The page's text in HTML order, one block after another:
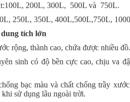
200L, 300L, 500L và 750L.
250L, 350L, 400L,500L,750L,
tích lớn
rộng, thành cao, chứa được nhiều đồ.
sinh có độ bền cực cao, chịu va
bạc màu và chất chống trầy xước
sử dụng lâu ngoài trời.